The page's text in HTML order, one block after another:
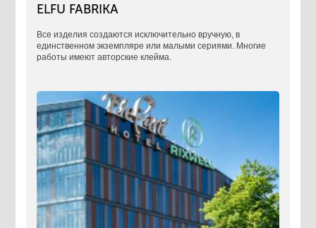
ELFU FABRIKA
Все изделия создаются исключительно вручную, в
единственном экземпляре или малыми сериями. Многие
работы имеют авторские клейма.